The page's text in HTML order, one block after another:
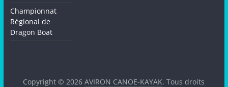
Championnat
Régional de
Dragon Boat
Copyright © 2026AVIRON CANOE-KAYAK. Tous droits